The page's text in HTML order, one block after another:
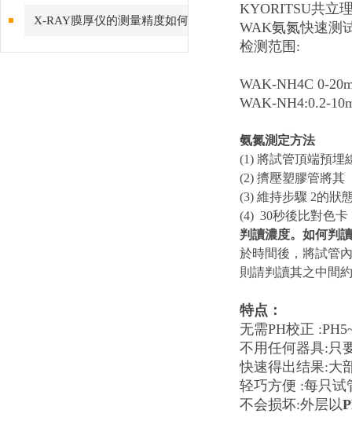
X-RAY膜厚仪的测量精度如何
提高？
KYORITSU共立
WAK氨氮快速测
检测范围:
WAK-NH4C 0-
WAK-NH4:0.2-
氨氮測定方法
(1) 將試管頂端預埋
(2) 擠壓塑膠管將其
(3) 維持步驟 2的狀
(4) 30秒後比對色卡
判讀濃度。如何判
於時間後，將試管
則請判讀其之中間
特点：
无需PH校正
不用任何器具:只
快速得出结果:大
轻巧方便 :每只试
不会损坏:外层以